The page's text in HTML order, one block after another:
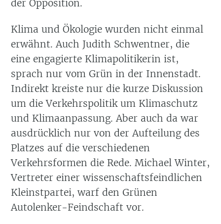
der Opposition.
Klima und Ökologie wurden nicht einmal
erwähnt. Auch Judith Schwentner, die
eine engagierte Klimapolitikerin ist,
sprach nur vom Grün in der Innenstadt.
Indirekt kreiste nur die kurze Diskussion
um die Verkehrspolitik um Klimaschutz
und Klimaanpassung. Aber auch da war
ausdrücklich nur von der Aufteilung des
Platzes auf die verschiedenen
Verkehrsformen die Rede. Michael Winter,
Vertreter einer wissenschaftsfeindlichen
Kleinstpartei, warf den Grünen
Autolenker-Feindschaft vor.